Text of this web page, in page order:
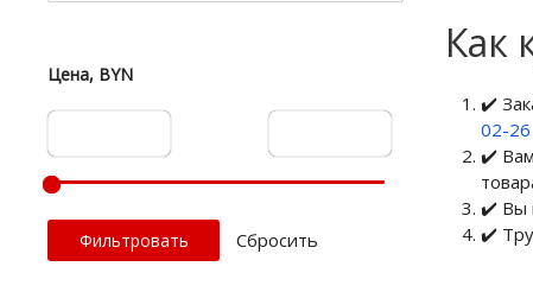
Цена, BYN
Cбросить
Как
✔️
02-26
✔️ Вам
✔️ Вы
✔️